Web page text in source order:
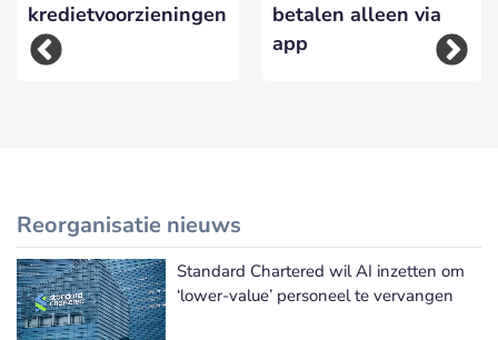
kredietvoorzieningen
betalen alleen via
app
Reorganisatie nieuws
Meer Reorganisatie nieuws
Standard Chartered wil AI inzetten om
‘lower-value’ personeel te vervangen